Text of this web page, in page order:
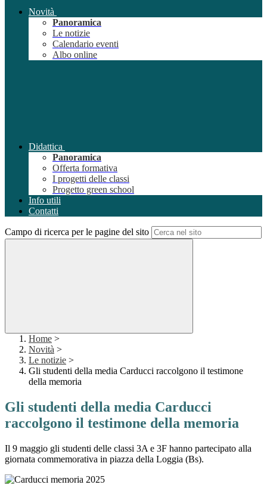
Novità
Panoramica
Le notizie
Calendario eventi
Albo online
Didattica
Panoramica
Offerta formativa
I progetti delle classi
Progetto green school
Info utili
Contatti
Campo di ricerca per le pagine del sito
Home >
Novità >
Le notizie >
Gli studenti della media Carducci raccolgono il testimone
della memoria
Gli studenti della media Carducci
raccolgono il testimone della memoria
Il 9 maggio gli studenti delle classi 3A e 3F hanno partecipato alla
giornata commemorativa in piazza della Loggia (Bs).